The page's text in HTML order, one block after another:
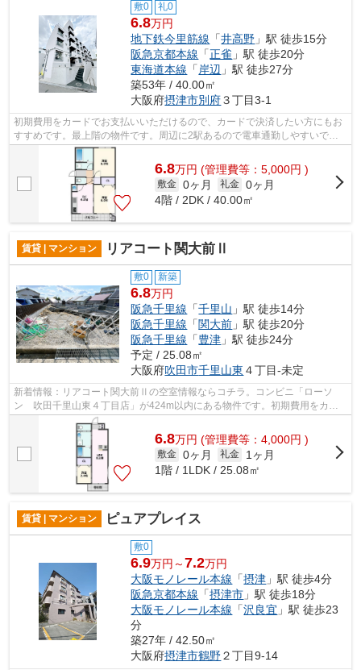
敷0 礼0
6.8万円
地下鉄今里筋線 「井高野 」駅 徒歩15分
阪急京都本線 「正雀 」駅 徒歩20分
東海道本線 「岸辺 」駅 徒歩27分
築53年 / 40.00㎡
大阪府摂津市別府３丁目3-1
初期費用をカードでお支払いいただけるので、カードで決済したい方にもお
すすめです。最上階の物件です。周辺に2駅あるので電車通勤しやすいで
す。鉄筋コンクリートの物件を選ぶのなら...
6.8万円 (管理費等：5,000円 )
敷金 0ヶ月 礼金 0ヶ月
4階 / 2DK / 40.00㎡
賃貸 | マンション リアコート関大前Ⅱ
敷0 新築
6.8万円
阪急千里線 「千里山 」駅 徒歩14分
阪急千里線 「関大前 」駅 徒歩20分
阪急千里線 「豊津 」駅 徒歩24分
予定 / 25.08㎡
大阪府吹田市千里山東 ４丁目-未定
新着情報：リアコート関大前Ⅱの空室情報ならコチラ。コンビニ「ローソ
ン 吹田千里山東４丁目店」が424m以内にある物件です。初期費用をカー
ドでお支払いいただけるので、カードで決済...
6.8万円 (管理費等：4,000円 )
敷金 0ヶ月 礼金
1ヶ月
1階 / 1LDK / 25.08㎡
賃貸 | マンション ピュアプレイス
敷0
6.9万円～7.2万円
大阪モノレール本線 「摂津 」駅 徒歩4分
阪急京都本線 「摂津市 」駅 徒歩18分
大阪モノレール本線 「沢良宜 」駅 徒歩23
分
築27年 / 42.50㎡
大阪府摂津市鶴野２丁目9-14